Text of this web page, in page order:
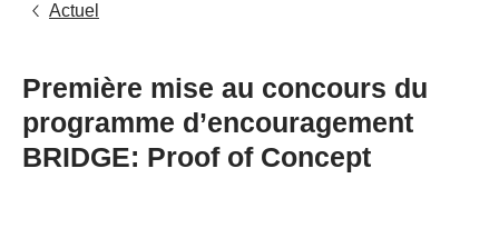
Actuel
Première mise au concours du
programme d’encouragement
BRIDGE: Proof of Concept